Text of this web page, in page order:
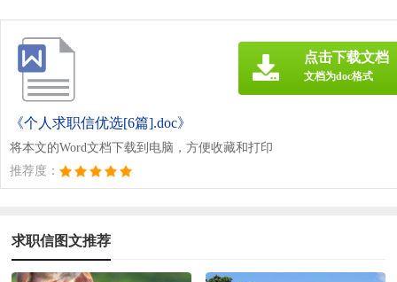
《个人求职信优选[6篇].doc》
将本文的Word文档下载到电脑，方便收藏和打印
推荐度：
点击下载文档
文档为doc格式
求职信图文推荐